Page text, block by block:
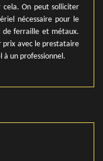
cela. On peut solliciter
nécessaire pour le
de ferraille et métaux.
prix avec le prestataire
à un professionnel.